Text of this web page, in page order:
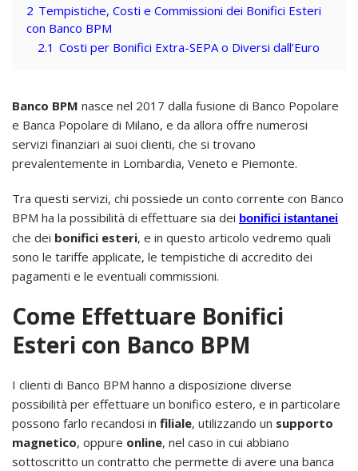
2 Tempistiche, Costi e Commissioni dei Bonifici Esteri
con Banco BPM
2.1 Costi per Bonifici Extra-SEPA o Diversi dall’Euro
Banco BPM nasce nel 2017 dalla fusione di Banco Popolare
e Banca Popolare di Milano, e da allora offre numerosi
servizi finanziari ai suoi clienti, che si trovano
prevalentemente in Lombardia, Veneto e Piemonte.
Tra questi servizi, chi possiede un conto corrente con Banco
BPM ha la possibilità di effettuare sia dei bonifici istantanei
che dei bonifici esteri, e in questo articolo vedremo quali
sono le tariffe applicate, le tempistiche di accredito dei
pagamenti e le eventuali commissioni.
Come Effettuare Bonifici
Esteri con Banco BPM
I clienti di Banco BPM hanno a disposizione diverse
possibilità per effettuare un bonifico estero, e in particolare
possono farlo recandosi in filiale, utilizzando un supporto
magnetico, oppure online, nel caso in cui abbiano
sottoscritto un contratto che permette di avere una banca